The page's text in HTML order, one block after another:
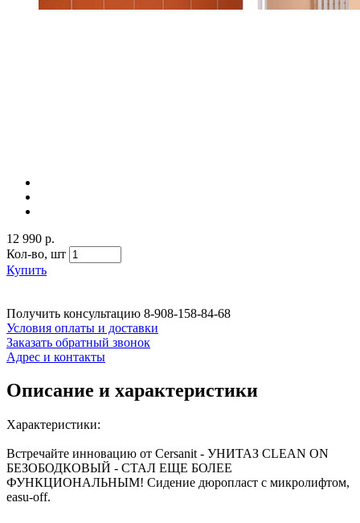
12 990 р.
Кол-во, шт
Купить
Получить консультацию 8-908-158-84-68
Условия оплаты и доставки
Заказать обратный звонок
Адрес и контакты
Описание и характеристики
Характеристики:
Встречайте инновацию от Cersanit - УНИТАЗ CLEAN ON
БЕЗОБОДКОВЫЙ - СТАЛ ЕЩЕ БОЛЕЕ
ФУНКЦИОНАЛЬНЫМ! Сидение дюропласт с микролифтом,
easu-off.